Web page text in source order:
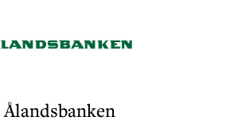
Ålandsbanken